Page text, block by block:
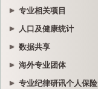
专业相关项目
人口及健康统计
数据共享
海外专业团体
专业纪律研讯个人保险